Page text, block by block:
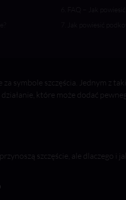
symbole szczęścia. Jednym z
które może dodać
szczęście, ale dlaczego i